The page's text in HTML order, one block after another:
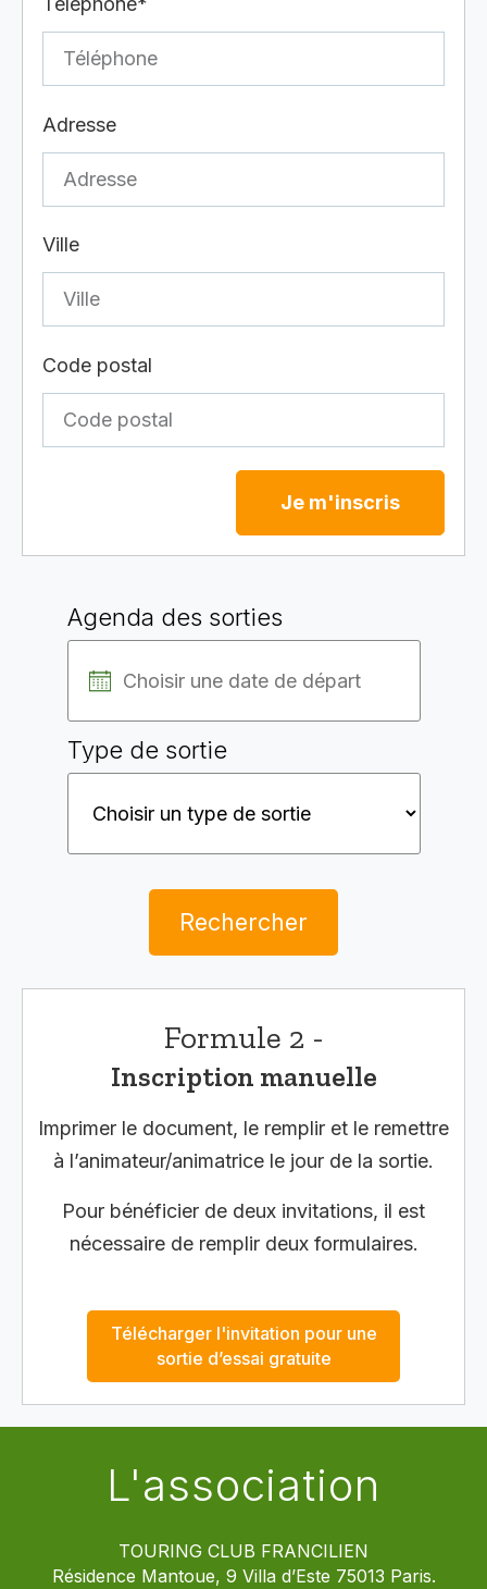
Adresse
Ville
Code postal
Je m'inscris
Agenda des sorties
Type de sortie
Rechercher
Formule 2 -
Inscription manuelle
Imprimer le document, le remplir et le remettre
à l’animateur/animatrice le jour de la sortie.
Pour bénéficier de deux invitations, il est
nécessaire de remplir deux formulaires.
Télécharger l'invitation pour une
sortie d’essai gratuite
L'association
TOURING CLUB FRANCILIEN
Résidence Mantoue, 9 Villa d’Este 75013 Paris.